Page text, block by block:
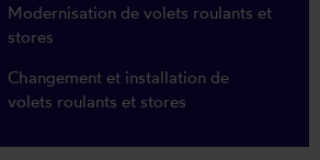
Modernisation de volets roulants et
stores
Changement et installation de
volets roulants et stores